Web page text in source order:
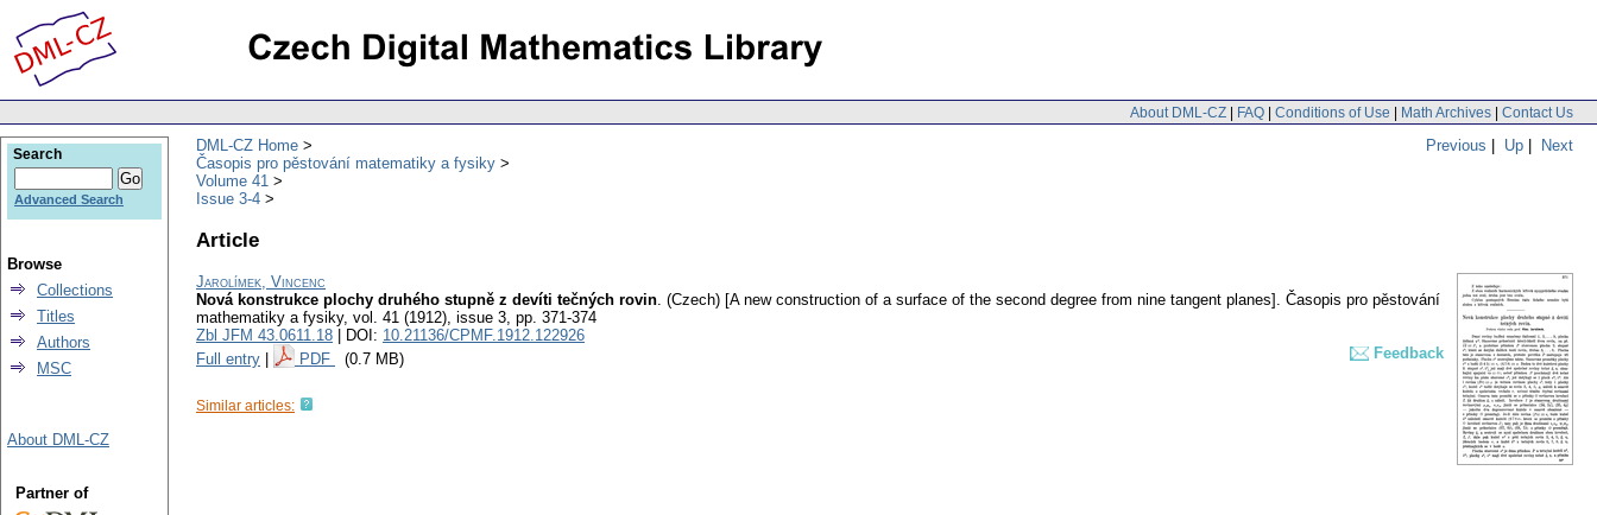
About DML-CZ | FAQ | Conditions of Use | Math Archives | Contact Us
Previous | Up | Next
DML-CZ Home
Časopis pro pěstování matematiky a fysiky
Volume 41
Issue 3-4
Article
Jarolímek, Vincenc
Nová konstrukce plochy druhého stupně z devíti tečných rovin. (Czech) [A new construction of a surface of the second degree from nine tangent planes]. Časopis pro pěstování
mathematiky a fysiky, vol. 41 (1912), issue 3, pp. 371-374
Zbl JFM 43.0611.18 | DOI: 10.21136/CPMF.1912.122926
Full entry
PDF (0.7 MB) Feedback
Similar articles:
Search
Advanced Search
Browse
Collections
Titles
Authors
MSC
About DML-CZ
Partner of